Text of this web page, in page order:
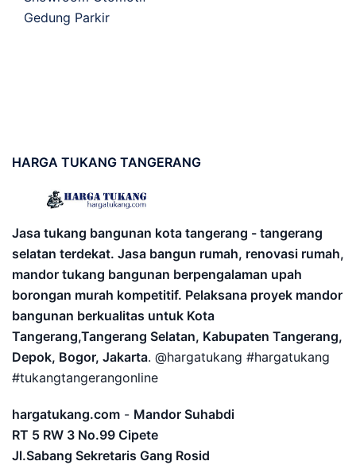
Gedung Parkir
HARGA TUKANG TANGERANG
Jasa tukang bangunan kota tangerang - tangerang
selatan terdekat. Jasa bangun rumah, renovasi rumah,
mandor tukang bangunan berpengalaman upah
borongan murah kompetitif. Pelaksana proyek mandor
bangunan berkualitas untuk Kota
Tangerang,Tangerang Selatan, Kabupaten Tangerang,
Depok, Bogor, Jakarta. @hargatukang #hargatukang
#tukangtangerangonline
hargatukang.com - Mandor Suhabdi
RT 5 RW 3 No.99 Cipete
Jl.Sabang Sekretaris Gang Rosid